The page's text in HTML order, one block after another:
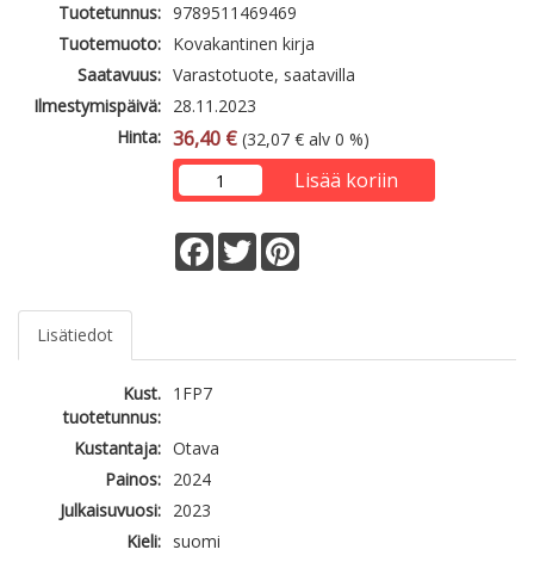
Tuotetunnus: 9789511469469
Tuotemuoto: Kovakantinen kirja
Saatavuus: Varastotuote, saatavilla
Ilmestymispäivä: 28.11.2023
Hinta: 36,40 € (32,07 € alv 0 %)
Lisää koriin
Facebook
Twitter
Lisätiedot
Kust.
tuotetunnus:
1FP7
Kustantaja: Otava
Painos: 2024
Julkaisuvuosi: 2023
Kieli: suomi